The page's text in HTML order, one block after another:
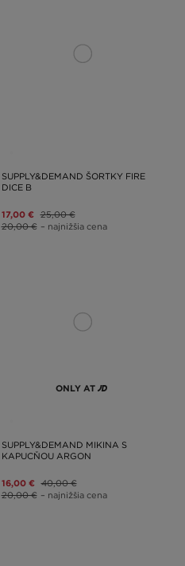
SUPPLY&DEMAND ŠORTKY FIRE
DICE B
17,00 € 25,00 €
20,00 € – najnižšia cena
ONLY AT
SUPPLY&DEMAND MIKINA S
KAPUCŇOU ARGON
16,00 € 40,00 €
20,00 € – najnižšia cena